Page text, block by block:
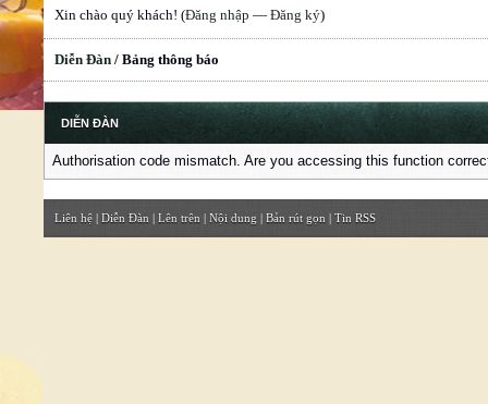
Xin chào quý khách! (Đăng nhập — Đăng ký)
Diễn Đàn / Bảng thông báo
DIỄN ĐÀN
Authorisation code mismatch. Are you accessing this function
Liên hệ | Diễn Đàn | Lên trên | Nội dung | Bản rút gọn | Tin RSS